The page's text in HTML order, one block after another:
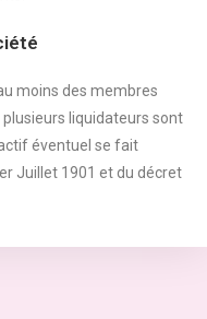
moins des membres
plusieurs liquidateurs sont
éventuel se fait
Juillet 1901 et du décret